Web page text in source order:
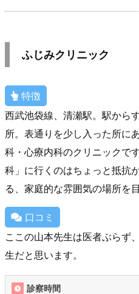
ふじみクリニック
特徴
西武池袋線、清瀬駅。駅から
所。表通りを少し入った所に
科・心療内科のクリニックで
科」に行くのはちょっと抵抗
る、家庭的な雰囲気の場所を
口コミ
ここの山本先生は医者ぶらず
生だと思います。
診察時間